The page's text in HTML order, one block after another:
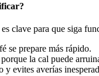
clave para que siga
se prepare más rápido.
la cal puede
y evites averías